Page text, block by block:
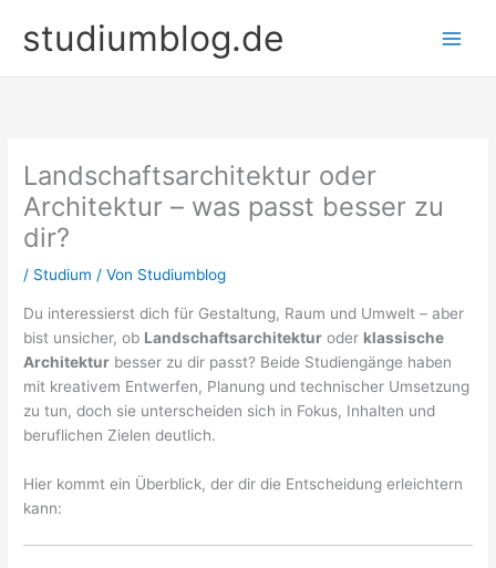
Inhaltstudiumblog.de
Landschaftsarchitektur oder
Architektur – was passt besser zu
dir?
/ Studium / Von Studiumblog
Du interessierst dich für Gestaltung, Raum und Umwelt – aber
bist unsicher, ob Landschaftsarchitektur oder klassische
Architektur besser zu dir passt? Beide Studiengänge haben
mit kreativem Entwerfen, Planung und technischer Umsetzung
zu tun, doch sie unterscheiden sich in Fokus, Inhalten und
beruflichen Zielen deutlich.
Hier kommt ein Überblick, der dir die Entscheidung erleichtern
kann: